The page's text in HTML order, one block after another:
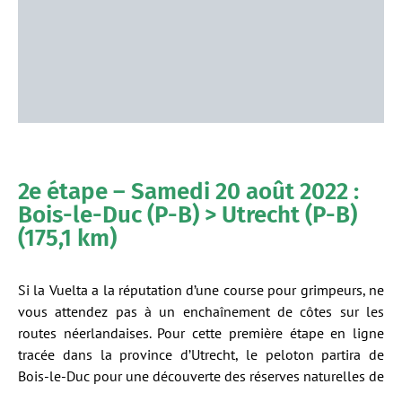
2e étape – Samedi 20 août 2022 :
Bois-le-Duc (P-B) > Utrecht (P-B)
(175,1 km)
Si la Vuelta a la réputation d’une course pour grimpeurs, ne
vous attendez pas à un enchaînement de côtes sur les
routes néerlandaises. Pour cette première étape en ligne
tracée dans la province d’Utrecht, le peloton partira de
Bois-le-Duc pour une découverte des réserves naturelles de